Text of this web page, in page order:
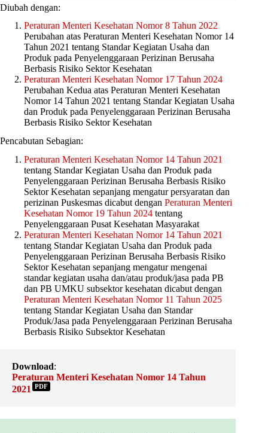
Diubah dengan:
Peraturan Menteri Kesehatan Nomor 8 Tahun 2022
Perubahan atas Peraturan Menteri Kesehatan Nomor 14
Tahun 2021 tentang Standar Kegiatan Usaha dan
Produk pada Penyelenggaraan Perizinan Berusaha
Berbasis Risiko Sektor Kesehatan
Peraturan Menteri Kesehatan Nomor 17 Tahun 2024
Perubahan Kedua atas Peraturan Menteri Kesehatan
Nomor 14 Tahun 2021 tentang Standar Kegiatan Usaha
dan Produk pada Penyelenggaraan Perizinan Berusaha
Berbasis Risiko Sektor Kesehatan
Pencabutan Sebagian:
Peraturan Menteri Kesehatan Nomor 14 Tahun 2021
tentang Standar Kegiatan Usaha dan Produk pada
Penyelenggaraan Perizinan Berusaha Berbasis Risiko
Sektor Kesehatan sepanjang mengatur persyaratan dan
perizinan Puskesmas dicabut dengan Peraturan Menteri
Kesehatan Nomor 19 Tahun 2024 tentang
Penyelenggaraan Pusat Kesehatan Masyarakat
Peraturan Menteri Kesehatan Nomor 14 Tahun 2021
tentang Standar Kegiatan Usaha dan Produk pada
Penyelenggaraan Perizinan Berusaha Berbasis Risiko
Sektor Kesehatan sepanjang mengatur mengenai
standar kegiatan usaha dan/atau produk/jasa pada PB
dan PB UMKU subsektor kesehatan dicabut dengan
Peraturan Menteri Kesehatan Nomor 11 Tahun 2025
tentang Standar Kegiatan Usaha dan Standar
Produk/Jasa pada Penyelenggaraan Perizinan Berusaha
Berbasis Risiko Subsektor Kesehatan
Download:
Peraturan Menteri Kesehatan Nomor 14 Tahun
2021
PDF